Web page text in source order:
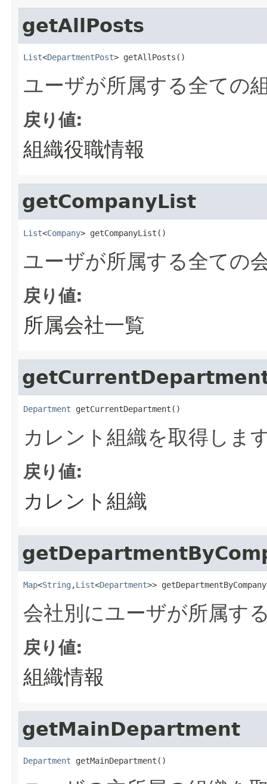
getAllPosts
List<DepartmentPost> getAllPosts()
ユーザが所属する全ての
戻り値:
組織役職情報
getCompanyList
List<Company> getCompanyList()
ユーザが所属する全ての
戻り値:
所属会社一覧
Department getCurrentDepartment()
カレント組織を取得しま
戻り値:
カレント組織
Map<String ,List<Department>>
会社別にユーザが所属す
戻り値:
組織情報
getMainDepartment
Department getMainDepartment()